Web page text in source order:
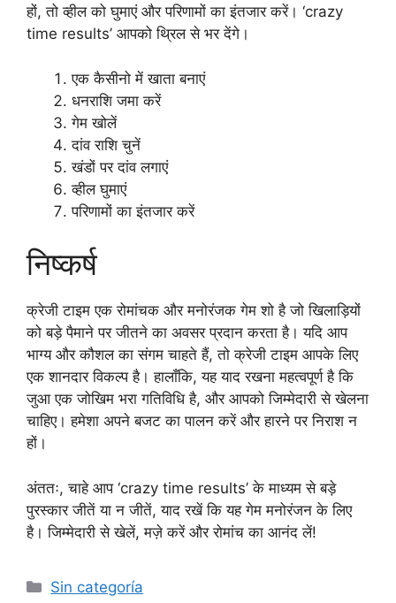
हों, तो व्हील को घुमाएं और परिणामों का इंतजार करें। ‘crazy
time results’ आपको थ्रिल से भर देंगे।
एक कैसीनो में खाता बनाएं
धनराशि जमा करें
गेम खोलें
दांव राशि चुनें
खंडों पर दांव लगाएं
व्हील घुमाएं
परिणामों का इंतजार करें
निष्कर्ष
क्रेजी टाइम एक रोमांचक और मनोरंजक गेम शो है जो खिलाड़ियों
को बड़े पैमाने पर जीतने का अवसर प्रदान करता है। यदि आप
भाग्य और कौशल का संगम चाहते हैं, तो क्रेजी टाइम आपके लिए
एक शानदार विकल्प है। हालाँकि, यह याद रखना महत्वपूर्ण है कि
जुआ एक जोखिम भरा गतिविधि है, और आपको जिम्मेदारी से खेलना
चाहिए। हमेशा अपने बजट का पालन करें और हारने पर निराश न
हों।
अंततः, चाहे आप ‘crazy time results’ के माध्यम से बड़े
पुरस्कार जीतें या न जीतें, याद रखें कि यह गेम मनोरंजन के लिए
है। जिम्मेदारी से खेलें, मज़े करें और रोमांच का आनंद लें!
Sin categoría